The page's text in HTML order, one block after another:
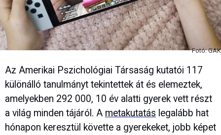
Fotó: GAK
Az Amerikai Pszichológiai Társaság kutatói 117
különálló tanulmányt tekintettek át és elemeztek,
amelyekben 292 000, 10 év alatti gyerek vett részt
a világ minden tájáról. A metakutatás legalább hat
hónapon keresztül követte a gyerekeket, jobb képet